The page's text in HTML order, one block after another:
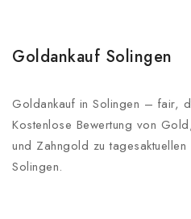
Goldankauf Solingen
Goldankauf in Solingen – fair,
Kostenlose Bewertung von
und Zahngold zu
Solingen.